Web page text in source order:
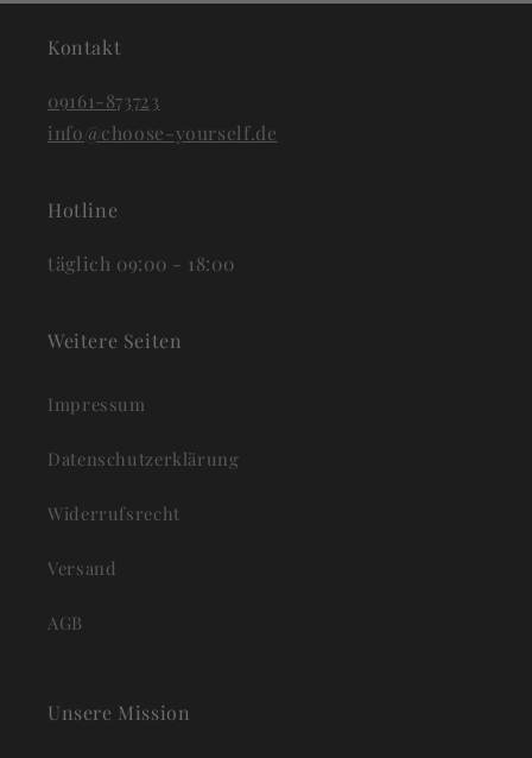
Kontakt
09161-873723
info@choose-yourself.de
Hotline
täglich 09:00 - 18:00
Weitere Seiten
Impressum
Datenschutzerklärung
Widerrufsrecht
Versand
AGB
Unsere Mission